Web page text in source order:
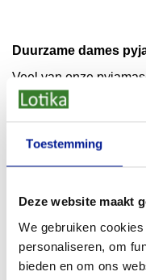
Toestemming
Deze website maakt
We gebruiken
personaliseren, om
bieden en om ons
Duurzame dames
Veel van onze
100% biologisch
vleugje elastaan voor
bamboe. Plantaardige
zachtheid, soepelheid
Onze duurzame
GOTS-gecertificeerd